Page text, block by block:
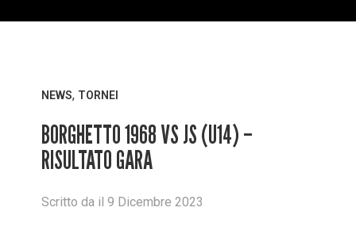
NEWS, TORNEI
BORGHETTO 1968 VS JS (U14) –
RISULTATO GARA
Scritto da il 9 Dicembre 2023